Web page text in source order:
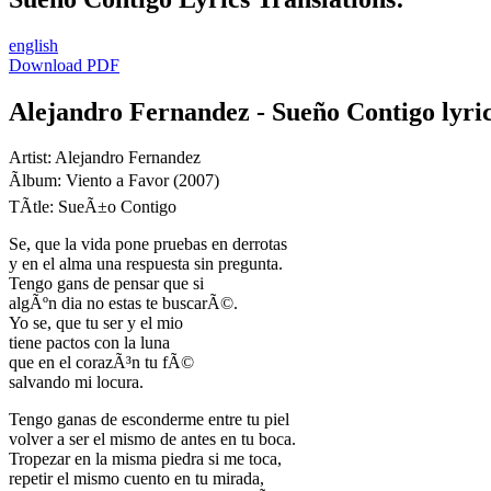
english
Download PDF
Alejandro Fernandez - Sueño Contigo
Artist: Alejandro Fernandez
Ãlbum: Viento a Favor (2007)
TÃ­tle: SueÃ±o Contigo
Se, que la vida pone pruebas en derrotas
y en el alma una respuesta sin pregunta.
Tengo gans de pensar que si
algÃºn dia no estas te buscarÃ©.
Yo se, que tu ser y el mio
tiene pactos con la luna
que en el corazÃ³n tu fÃ©
salvando mi locura.
Tengo ganas de esconderme entre tu piel
volver a ser el mismo de antes en tu boca.
Tropezar en la misma piedra si me toca,
repetir el mismo cuento en tu mirada,